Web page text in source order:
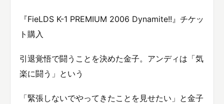
『FieLDS K-1 PREMIUM 2006 Dynamite!!』チケッ
ト購入
引退覚悟で闘うことを決めた金子。アンディは「気
楽に闘う」という
「緊張しないでやってきたことを見せたい」と金子